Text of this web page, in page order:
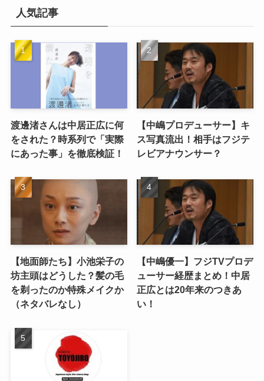
人気記事
渡邊渚さんは中居正広に何
をされた？時系列で「実際
にあった事」を徹底検証！
【中嶋プロデューサー】キ
ス写真流出！相手はフジテ
レビアナウンサー？
【地面師たち】小池栄子の
坊主頭はどうした？髪の毛
を剃ったのか特殊メイクか
（ネタバレなし）
【中嶋優一】フジTVプロデ
ューサー経歴まとめ！中居
正広とは20年来のつきあ
い！